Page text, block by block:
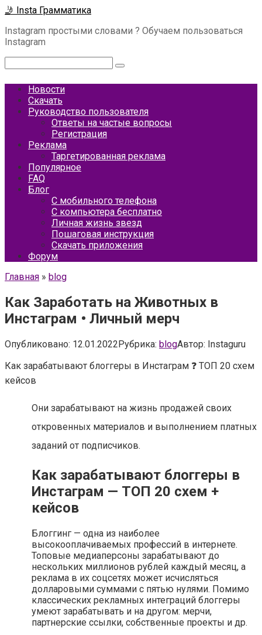
Перейти
контенту
🤳 Insta Грамматика
Instagram простыми словами ? Обучаем пользоваться
Instagram
Новости
Скачать
Руководство пользователя
Ответы на частые вопросы
Регистрация
Реклама
Таргетированная реклама
Популярное
FAQ
Блог
С мобильного телефона
С компьютера бесплатно
Личная жизнь звезд
Пошаговая инструкция
Скачать приложения
Форум
Главная » blog
Как Заработать на Животных в
Инстаграм • Личный мерч
Опубликовано: 12.01.2022Рубрика: blogАвтор: Instaguru
Как зарабатывают блоггеры в Инстаграм ❓ ТОП 20 схем
кейсов
Они зарабатывают на жизнь продажей своих
откровенных материалов и выполнением платных
заданий от подписчиков.
Как зарабатывают блоггеры в
Инстаграм — ТОП 20 схем +
кейсов
Блоггинг — одна из наиболее
высокооплачиваемых профессий в интернете.
Топовые медиаперсоны зарабатывают до
нескольких миллионов рублей каждый месяц, а
реклама в их соцсетях может исчисляться
долларовыми суммами с пятью нулями. Помимо
классических рекламных интеграций блоггеры
умеют зарабатывать и на другом: мерчи,
партнерские ссылки, собственные проекты и др.